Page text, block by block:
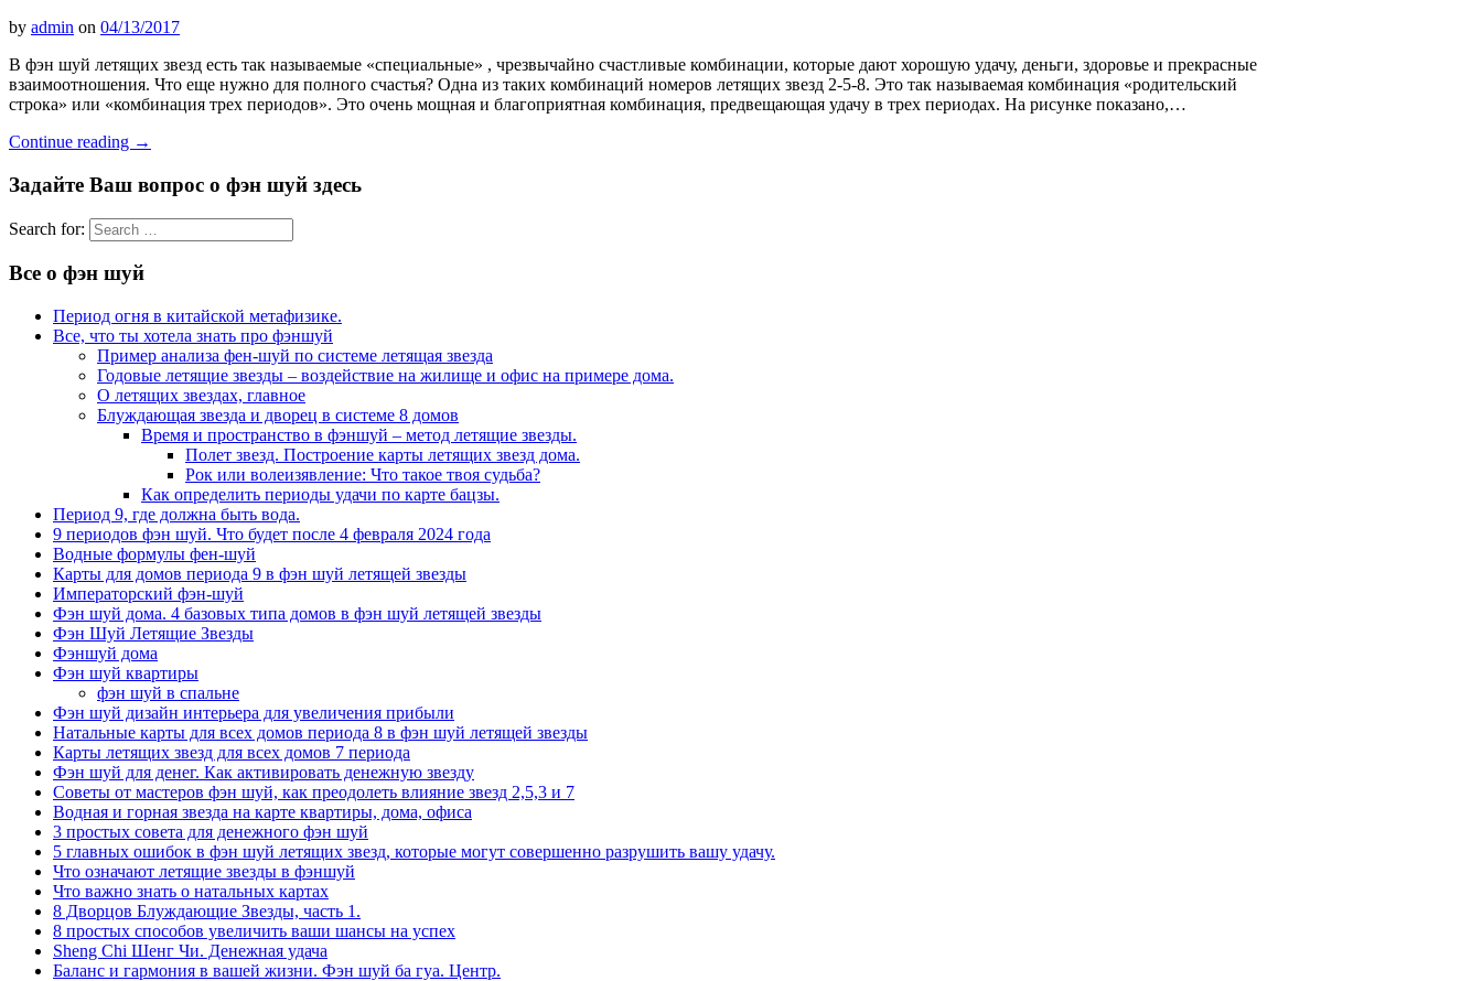
by admin on 04/13/2017
В фэн шуй летящих звезд есть так называемые «специальные» , чрезвычайно счастливые комбинации, которые дают хорошую удачу, деньги, здоровье и прекрасные
взаимоотношения. Что еще нужно для полного счастья? Одна из таких комбинаций номеров летящих звезд 2-5-8. Это так называемая комбинация «родительский
строка» или «комбинация трех периодов». Это очень мощная и благоприятная комбинация, предвещающая удачу в трех периодах. На рисунке показано,…
Continue reading →
Задайте Ваш вопрос о фэн шуй здесь
Search for:
Все о фэн шуй
Период огня в китайской метафизике.
Все, что ты хотела знать про фэншуй
Пример анализа фен-шуй по системе летящая звезда
Годовые летящие звезды – воздействие на жилище и офис на примере дома.
О летящих звездах, главное
Блуждающая звезда и дворец в системе 8 домов
Время и пространство в фэншуй – метод летящие звезды.
Полет звезд. Построение карты летящих звезд дома.
Рок или волеизявление: Что такое твоя судьба?
Как определить периоды удачи по карте бацзы.
Период 9, где должна быть вода.
9 периодов фэн шуй. Что будет после 4 февраля 2024 года
Водные формулы фен-шуй
Карты для домов периода 9 в фэн шуй летящей звезды
Императорский фэн-шуй
Фэн шуй дома. 4 базовых типа домов в фэн шуй летящей звезды
Фэн Шуй Летящие Звезды
Фэншуй дома
Фэн шуй квартиры
фэн шуй в спальне
Фэн шуй дизайн интерьера для увеличения прибыли
Натальные карты для всех домов периода 8 в фэн шуй летящей звезды
Карты летящих звезд для всех домов 7 периода
Фэн шуй для денег. Как активировать денежную звезду
Советы от мастеров фэн шуй, как преодолеть влияние звезд 2,5,3 и 7
Водная и горная звезда на карте квартиры, дома, офиса
3 простых совета для денежного фэн шуй
5 главных ошибок в фэн шуй летящих звезд, которые могут совершенно разрушить вашу удачу.
Что означают летящие звезды в фэншуй
Что важно знать о натальных картах
8 Дворцов Блуждающие Звезды, часть 1.
8 простых способов увеличить ваши шансы на успех
Sheng Chi Шенг Чи. Денежная удача
Баланс и гармония в вашей жизни. Фэн шуй ба гуа. Центр.